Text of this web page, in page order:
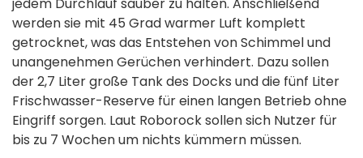
werden sie mit 45 Grad warmer Luft komplett
getrocknet, was das Entstehen von Schimmel und
unangenehmen Gerüchen verhindert. Dazu sollen
der 2,7 Liter große Tank des Docks und die fünf Liter
Frischwasser-Reserve für einen langen Betrieb ohne
Eingriff sorgen. Laut Roborock sollen sich Nutzer für
bis zu 7 Wochen um nichts kümmern müssen.